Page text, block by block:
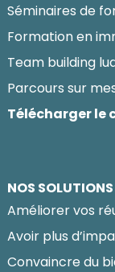
Séminaires de
Formation en
Team building
Parcours sur
Télécharger le
NOS SOLUTIONS
Améliorer vos
Avoir plus
Convaincre du